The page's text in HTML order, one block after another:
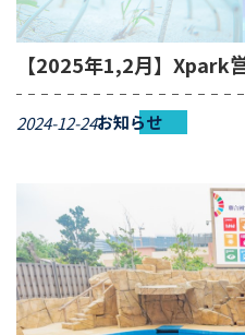
【2025年1,2月】Xpark
2024-12-24お知らせ